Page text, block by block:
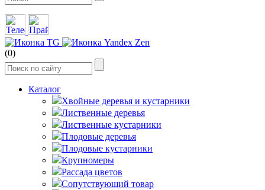
(0)
Каталог
Хвойные деревья и кустарники
Лиственные деревья
Лиственные кустарники
Плодовые деревья
Плодовые кустарники
Крупномеры
Рассада цветов
Сопутствующий товар